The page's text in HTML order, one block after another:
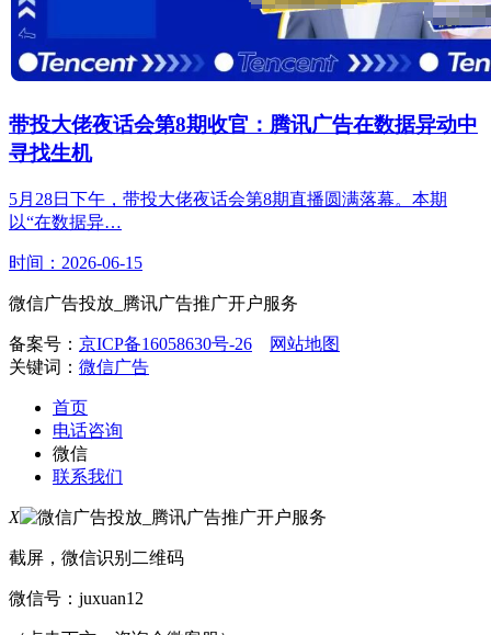
带投大佬夜话会第8期收官：腾讯广告在数据异动中
寻找生机
5月28日下午，带投大佬夜话会第8期直播圆满落幕。本期
以“在数据异…
时间：2026-06-15
微信广告投放_腾讯广告推广开户服务
备案号： 京ICP备16058630号-26
网站地图
关键词： 微信广告
首页
电话咨询
微信
联系我们
X
截屏，微信识别二维码
微信号： juxuan12